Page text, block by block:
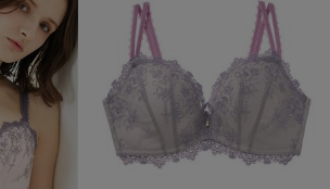
キッズ
ギフトラッピング